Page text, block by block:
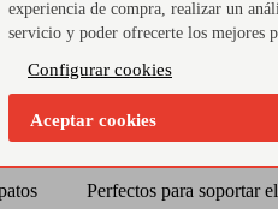
Piel
resistencia
Perfectos para soportar
experiencia de compra, realizar un
servicio y poder ofrecerte los mejores
Configurar cookies
Aceptar cookies